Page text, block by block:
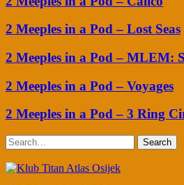
2 Meeples in a Pod – Lost Seas
2 Meeples in a Pod – MLEM:
2 Meeples in a Pod – Voyages
2 Meeples in a Pod – 3 Ring
Search